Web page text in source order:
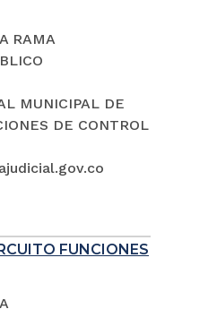
RAMA
MUNICIPAL DE
DE CONTROL
FUNCIONES